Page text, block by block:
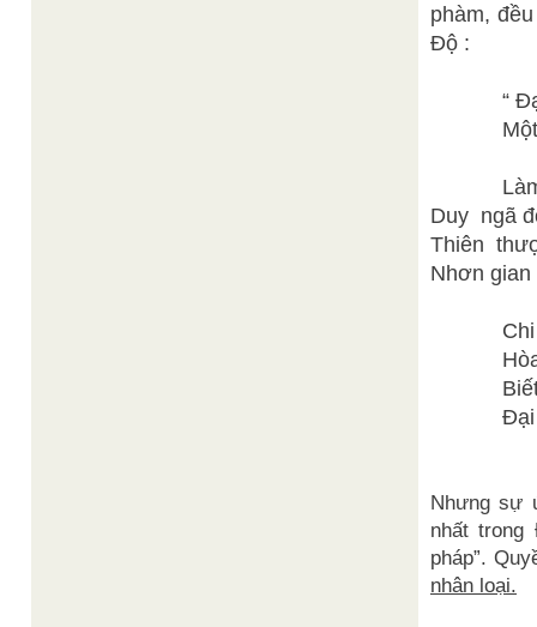
phàm,
Độ :
“ Đại
Một mà
Làm
Duy ngã
Thiên
Nhơn gian
Chi ly
Hòa
Biết
Đại
Nhưng sự
nhất
pháp”.
nhân loại.